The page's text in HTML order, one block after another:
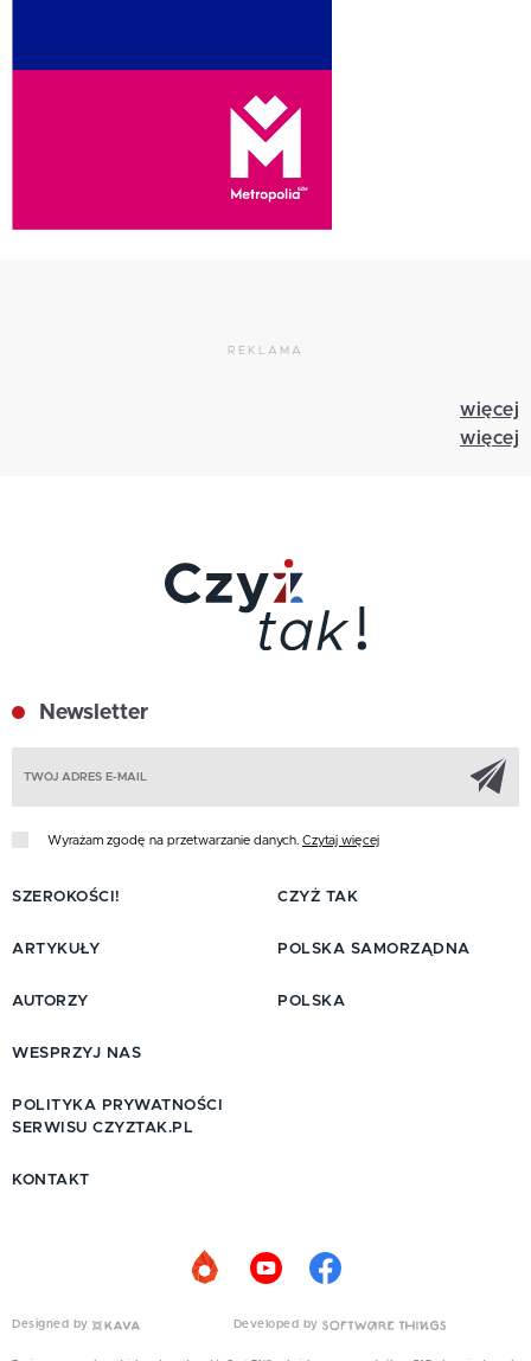
REKLAMA
więcej
więcej
Newsletter
Wyrażam zgodę na przetwarzanie danych. Czytaj więcej
SZEROKOŚCI!
ARTYKUŁY
AUTORZY
CZYŻ TAK
POLSKA SAMORZĄDNA
POLSKA
WESPRZYJ NAS
POLITYKA PRYWATNOŚCI
SERWISU CZYZTAK.PL
KONTAKT
Designed by Developed by